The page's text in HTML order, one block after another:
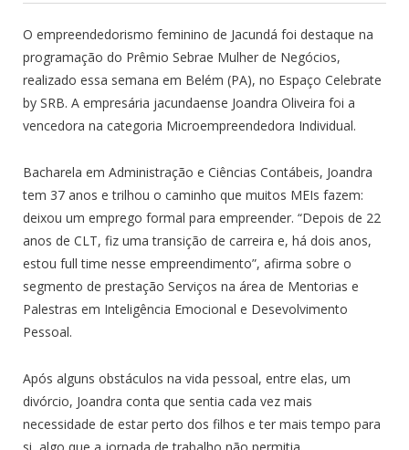
O empreendedorismo feminino de Jacundá foi destaque na
programação do Prêmio Sebrae Mulher de Negócios,
realizado essa semana em Belém (PA), no Espaço Celebrate
by SRB. A empresária jacundaense Joandra Oliveira foi a
vencedora na categoria Microempreendedora Individual.
Bacharela em Administração e Ciências Contábeis, Joandra
tem 37 anos e trilhou o caminho que muitos MEIs fazem:
deixou um emprego formal para empreender. “Depois de 22
anos de CLT, fiz uma transição de carreira e, há dois anos,
estou full time nesse empreendimento”, afirma sobre o
segmento de prestação Serviços na área de Mentorias e
Palestras em Inteligência Emocional e Desevolvimento
Pessoal.
Após alguns obstáculos na vida pessoal, entre elas, um
divórcio, Joandra conta que sentia cada vez mais
necessidade de estar perto dos filhos e ter mais tempo para